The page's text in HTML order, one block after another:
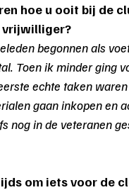
hoe u ooit bij de
vrijwilliger?
begonnen als
Toen ik minder ging
echte taken
gaan inkopen en
nog in de veteranen
om iets voor de